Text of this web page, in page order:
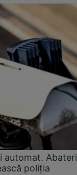
automat.
poliția